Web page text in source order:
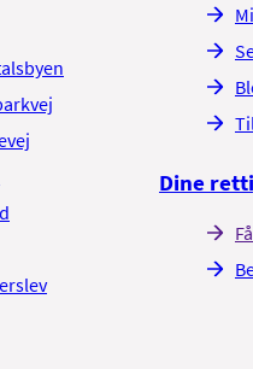
Dine